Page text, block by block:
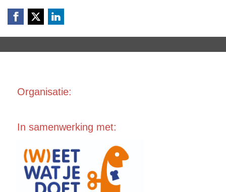
Organisatie:
In samenwerking met: